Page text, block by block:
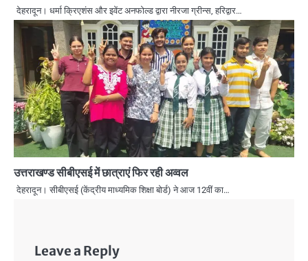
देहरादून। धर्मा क्रिएशंस और इवेंट अनफोल्ड द्वारा नीरजा ग्रीन्स, हरिद्वार…
उत्तराखण्ड सीबीएसई में छात्राएं फिर रही अव्वल
देहरादून। सीबीएसई (केंद्रीय माध्यमिक शिक्षा बोर्ड) ने आज 12वीं का…
Leave a Reply